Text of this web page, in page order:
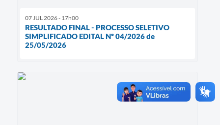
07 JUL 2026 - 17h00
RESULTADO FINAL - PROCESSO SELETIVO
SIMPLIFICADO EDITAL Nº 04/2026 de
25/05/2026